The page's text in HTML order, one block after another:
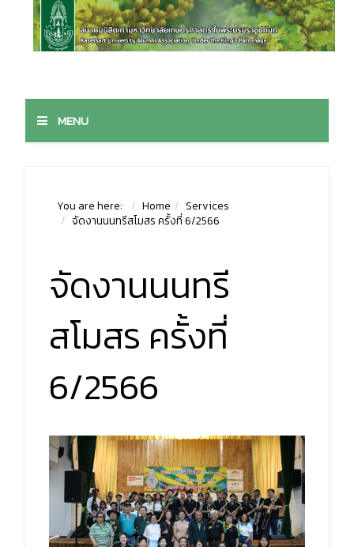
MENU
You are here: Home
Services
จัดงานนนทรีสโมสร ครั้งที่ 6/2566
จัดงานนนทรี
สโมสร ครั้งที่
6/2566